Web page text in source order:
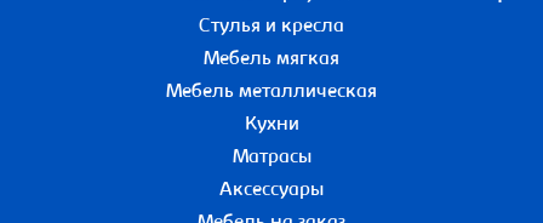
Стулья и кресла
Мебель мягкая
Мебель металлическая
Кухни
Матрасы
Аксессуары